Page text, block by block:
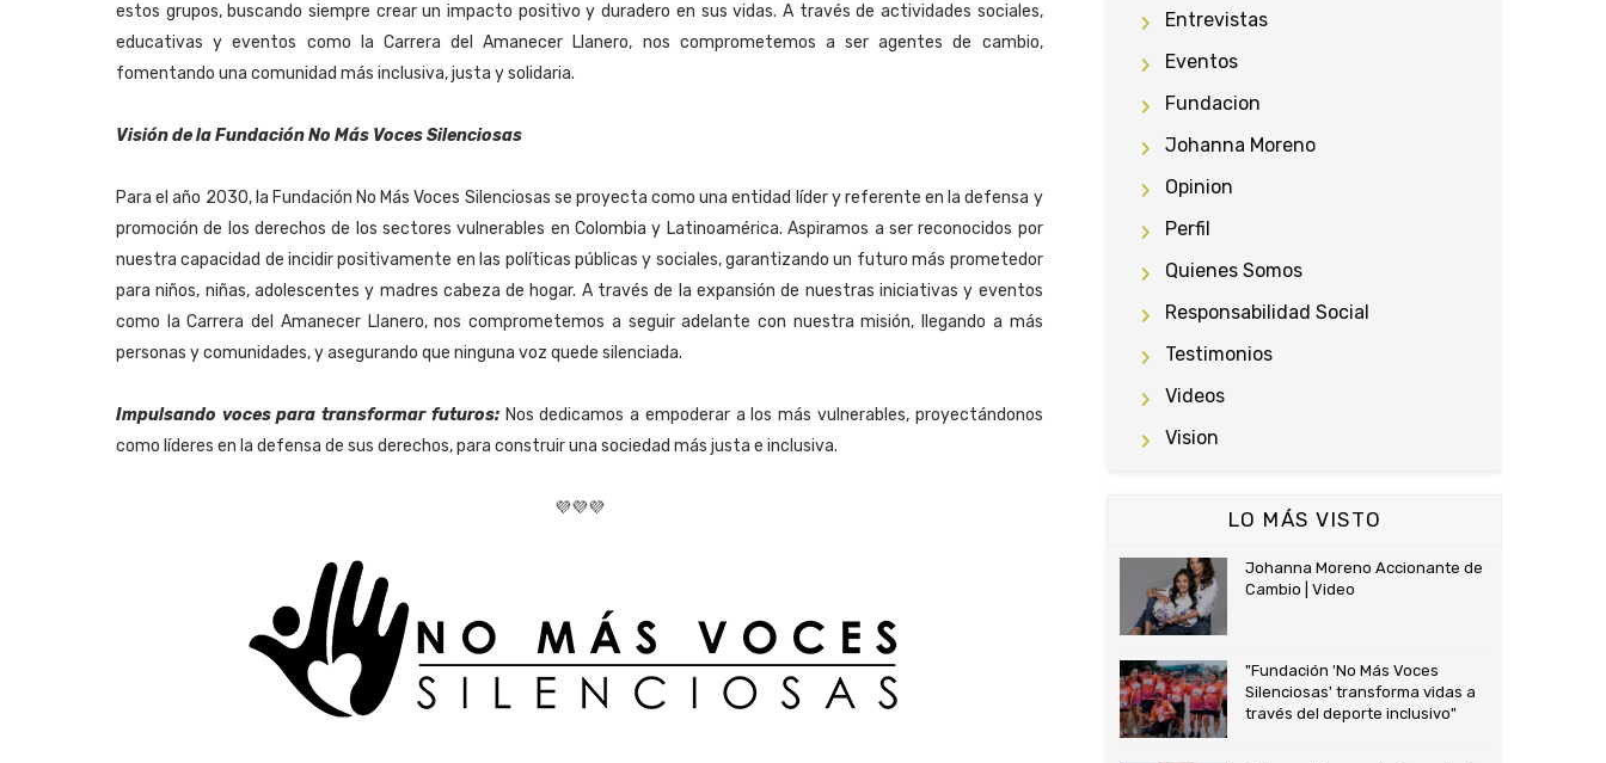
estos grupos, buscando siempre crear un impacto positivo y duradero en sus vidas. A través de actividades sociales,
educativas y eventos como la Carrera del Amanecer Llanero, nos comprometemos a ser agentes de cambio,
fomentando una comunidad más inclusiva, justa y solidaria.
Visión de la Fundación No Más Voces Silenciosas
Para el año 2030, la Fundación No Más Voces Silenciosas se proyecta como una entidad líder y referente en la defensa y
promoción de los derechos de los sectores vulnerables en Colombia y Latinoamérica. Aspiramos a ser reconocidos por
nuestra capacidad de incidir positivamente en las políticas públicas y sociales, garantizando un futuro más prometedor
para niños, niñas, adolescentes y madres cabeza de hogar. A través de la expansión de nuestras iniciativas y eventos
como la Carrera del Amanecer Llanero, nos comprometemos a seguir adelante con nuestra misión, llegando a más
personas y comunidades, y asegurando que ninguna voz quede silenciada.
Impulsando voces para transformar futuros: Nos dedicamos a empoderar a los más vulnerables, proyectándonos
como líderes en la defensa de sus derechos, para construir una sociedad más justa e inclusiva.
💜💜💜
Entrevistas
Eventos
Fundacion
Johanna Moreno
Opinion
Perfil
Quienes Somos
Responsabilidad Social
Testimonios
Videos
Vision
LO MÁS VISTO
Johanna Moreno Accionante de
Cambio | Video
"Fundación 'No Más Voces
Silenciosas' transforma vidas a
través del deporte inclusivo"